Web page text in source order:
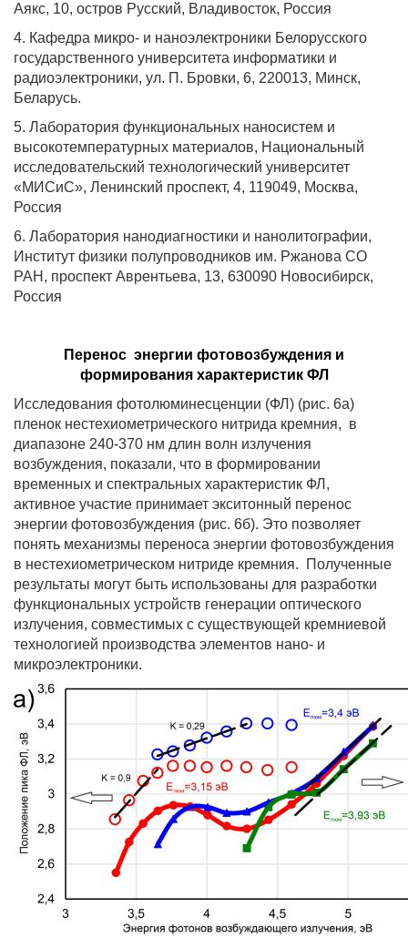
Аякс, 10, остров Русский, Владивосток, Россия
4. Кафедра микро- и наноэлектроники Белорусского
государственного университета информатики и
радиоэлектроники, ул. П. Бровки, 6, 220013, Минск,
Беларусь.
5. Лаборатория функциональных наносистем и
высокотемпературных материалов, Национальный
исследовательский технологический университет
«МИСиС», Ленинский проспект, 4, 119049, Москва,
Россия
6. Лаборатория нанодиагностики и нанолитографии,
Институт физики полупроводников им. Ржанова СО
РАН, проспект Аврентьева, 13, 630090 Новосибирск,
Россия
Перенос энергии фотовозбуждения и
формирования характеристик ФЛ
Исследования фотолюминесценции (ФЛ) (рис. 6а)
пленок нестехиометрического нитрида кремния, в
диапазоне 240-370 нм длин волн излучения
возбуждения, показали, что в формировании
временных и спектральных характеристик ФЛ,
активное участие принимает экситонный перенос
энергии фотовозбуждения (рис. 6б). Это позволяет
понять механизмы переноса энергии фотовозбуждения
в нестехиометрическом нитриде кремния.
Полученные
результаты могут быть использованы для разработки
функциональных устройств генерации оптического
излучения, совместимых с существующей кремниевой
технологией производства элементов нано- и
микроэлектроники.